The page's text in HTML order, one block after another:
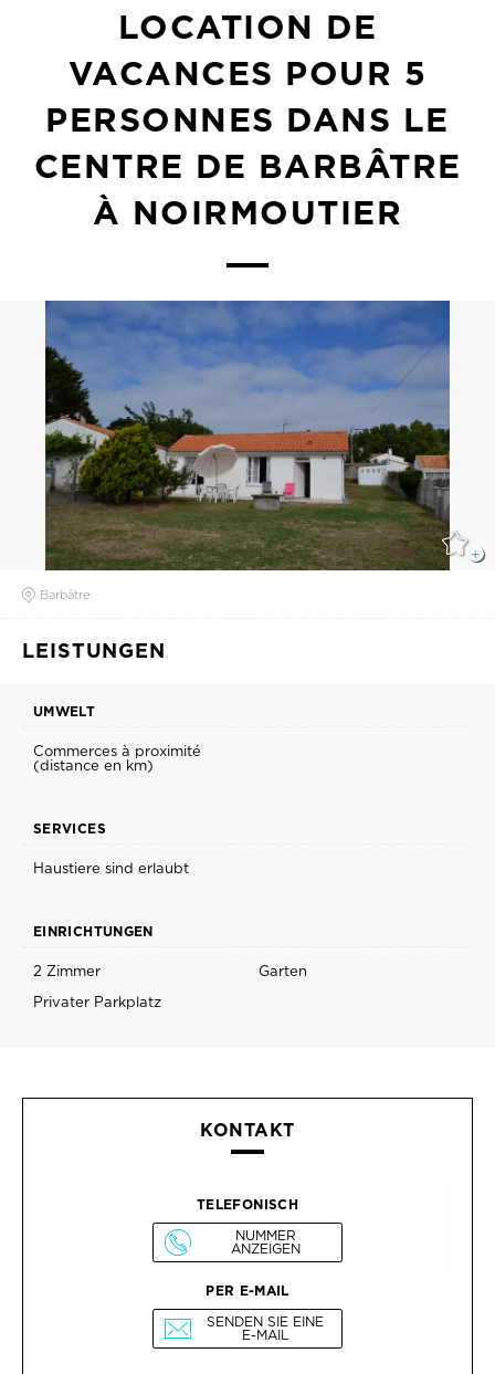
LOCATION DE
VACANCES POUR 5
PERSONNES DANS LE
CENTRE DE BARBÂTRE
À NOIRMOUTIER
Barbâtre
LEISTUNGEN
UMWELT
Commerces à proximité
(distance en km)
SERVICES
Haustiere sind erlaubt
EINRICHTUNGEN
2 Zimmer
Garten
Privater Parkplatz
KONTAKT
TELEFONISCH
NUMMER
ANZEIGEN
PER E-MAIL
SENDEN SIE EINE
E-MAIL